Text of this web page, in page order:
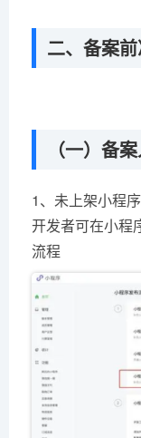
二、备案
（一）备
1、未上架小程序
开发者可在小程
流程